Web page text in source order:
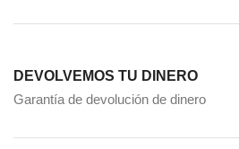
DEVOLVEMOS TU DINERO
Garantía de devolución de dinero